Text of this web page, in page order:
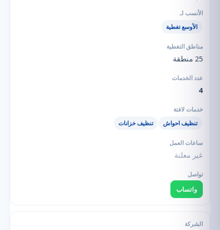
الأوسع تغطية
25 منطقة
4
تنظيف احواش تنظيف خزانات
غير معلنة
واتساب